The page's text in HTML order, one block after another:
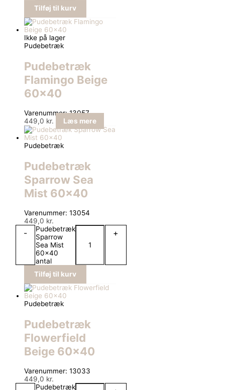
Tilføj til kurv
Ikke på lager
Pudebetræk
Pudebetræk
Flamingo Beige
60×40
Varenummer: 13057
449,0 kr. Læs mere
Pudebetræk
Pudebetræk
Sparrow Sea
Mist 60×40
Varenummer: 13054
449,0 kr.
-
Pudebetræk
Sparrow
Sea Mist
60x40
antal
+
Tilføj til kurv
Pudebetræk
Pudebetræk
Flowerfield
Beige 60×40
Varenummer: 13033
449,0 kr.
Pudebetræk